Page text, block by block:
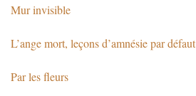
Mur invisible
L’ange mort, leçons d’amnésie par défaut
Par les fleurs